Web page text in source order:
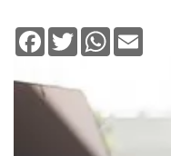
Facebook
TwitterWhatsApp